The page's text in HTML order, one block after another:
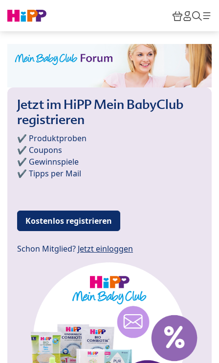
HiPP
Jetzt im HiPP Mein BabyClub
registrieren
✔️ Produktproben
✔️ Coupons
✔️ Gewinnspiele
✔️ Tipps per Mail
Kostenlos registrieren
Schon Mitglied? Jetzt einloggen